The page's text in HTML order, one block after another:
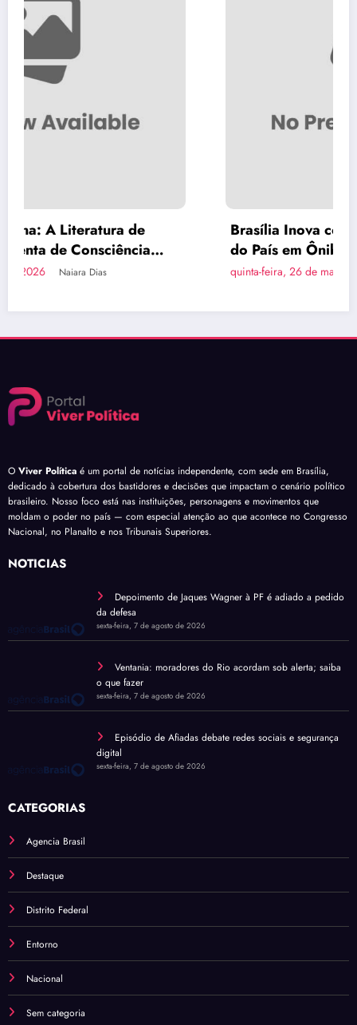
Brasília Inova com a Primeira Rota Turística
do País em Ônibus a Hidrogênio Verde
quinta-feira, 26 de março de 2026 Naiara Dias
O Viver Política é um portal de notícias independente, com sede em Brasília,
dedicado à cobertura dos bastidores e decisões que impactam o cenário político
brasileiro. Nosso foco está nas instituições, personagens e movimentos que
moldam o poder no país — com especial atenção ao que acontece no Congresso
Nacional, no Planalto e nos Tribunais Superiores.
NOTÍCIAS
Depoimento de Jaques Wagner à PF é adiado a pedido
da defesa
sexta-feira, 7 de agosto de 2026
Ventania: moradores do Rio acordam sob alerta; saiba
o que fazer
sexta-feira, 7 de agosto de 2026
Episódio de Afiadas debate redes sociais e segurança
digital
sexta-feira, 7 de agosto de 2026
CATEGORIAS
Agencia Brasil
Destaque
Distrito Federal
Entorno
Nacional
Sem categoria